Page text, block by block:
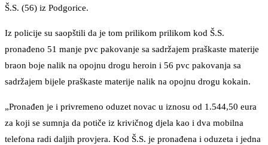
Š.S. (56) iz Podgorice.
Iz policije su saopštili da je tom prilikom prilikom kod Š.S.
pronađeno 51 manje pvc pakovanje sa sadržajem praškaste materije
braon boje nalik na opojnu drogu heroin i 56 pvc pakovanja sa
sadržajem bijele praškaste materije nalik na opojnu drogu kokain.
„Pronađen je i privremeno oduzet novac u iznosu od 1.544,50 eura
za koji se sumnja da potiče iz krivičnog djela kao i dva mobilna
telefona radi daljih provjera. Kod Š.S. je pronađena i oduzeta i jedna